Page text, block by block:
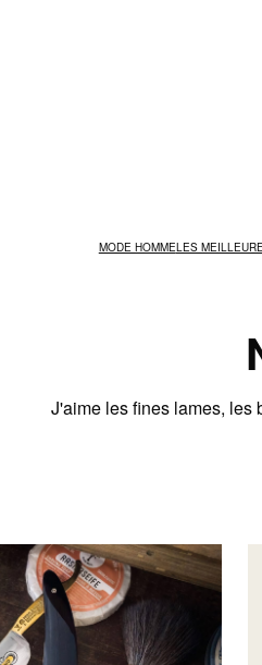
MODE HOMMELES
J'aime les fines lames, les